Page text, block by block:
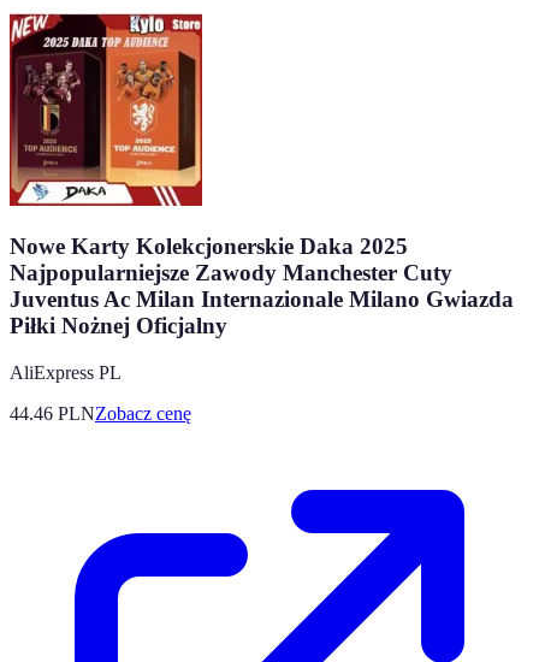
Nowe Karty Kolekcjonerskie Daka 2025
Najpopularniejsze Zawody Manchester Cuty
Juventus Ac Milan Internazionale Milano Gwiazda
Piłki Nożnej Oficjalny
AliExpress PL
44.46 PLNZobacz cenę